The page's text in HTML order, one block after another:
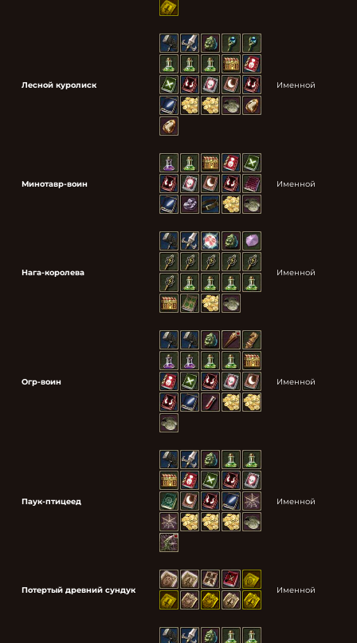
Лесной куролиск Именной
Минотавр-воин Именной
Нага-королева Именной
Огр-воин Именной
Паук-птицеед Именной
Потертый древний сундук Именной